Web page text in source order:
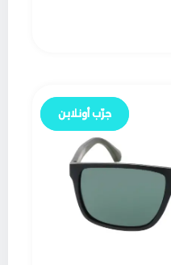
جرّب أونلاين
جرّب أونلاين